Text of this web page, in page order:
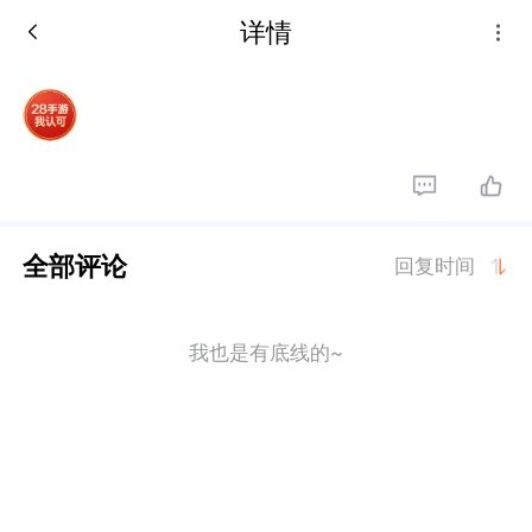
详情
全部评论 回复时间
我也是有底线的~